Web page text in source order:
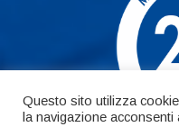
Questo sito utilizza
la navigazione acconsenti